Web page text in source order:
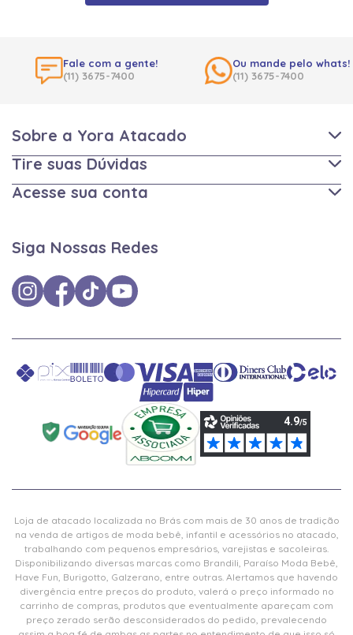
Fale com a gente!
(11) 3675-7400
Ou mande pelo whats!
(11) 3675-7400
Sobre a Yora Atacado
Tire suas Dúvidas
Acesse sua conta
Siga Nossas Redes
Loja de atacado localizada no Brás com mais de 30 anos de tradição
na venda de artigos de moda bebê, infantil e acessórios no atacado,
trabalhando com pequenos empresários, varejistas e sacoleiras.
Disponibilizando diversas marcas como Brandili, Paraíso Moda Bebê,
Have Fun, Burigotto, Galzerano, entre outras. Alertamos que havendo
divergência entre preços do produto, valerá o preço informado no
carrinho de compras, produtos que eventualmente apareçam com
preço zerado serão desconsiderados do pedido, prevalecendo